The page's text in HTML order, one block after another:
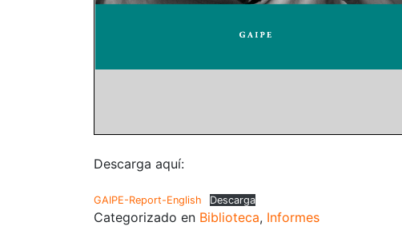
Descarga aquí:
GAIPE-Report-English Descarga
Categorizado en Biblioteca, Informes